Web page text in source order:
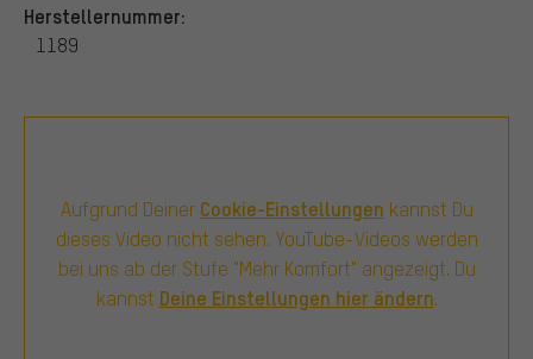
Herstellernummer:
1189
Aufgrund Deiner Cookie-Einstellungen kannst Du
dieses Video nicht sehen. YouTube-Videos werden
bei uns ab der Stufe "Mehr Komfort" angezeigt. Du
kannst Deine Einstellungen hier ändern.